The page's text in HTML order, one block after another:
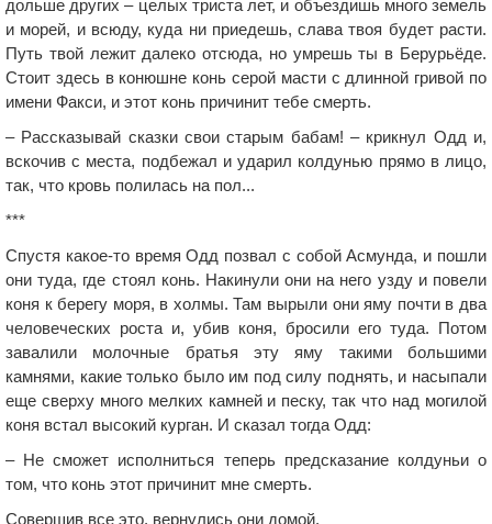
дольше других – целых триста лет, и объездишь много земель
и морей, и всюду, куда ни приедешь, слава твоя будет расти.
Путь твой лежит далеко отсюда, но умрешь ты в Берурьёде.
Стоит здесь в конюшне конь серой масти с длинной гривой по
имени Факси, и этот конь причинит тебе смерть.
– Рассказывай сказки свои старым бабам! – крикнул Одд и,
вскочив с места, подбежал и ударил колдунью прямо в лицо,
так, что кровь полилась на пол...
***
Спустя какое-то время Одд позвал с собой Асмунда, и пошли
они туда, где стоял конь. Накинули они на него узду и повели
коня к берегу моря, в холмы. Там вырыли они яму почти в два
человеческих роста и, убив коня, бросили его туда. Потом
завалили молочные братья эту яму такими большими
камнями, какие только было им под силу поднять, и насыпали
еще сверху много мелких камней и песку, так что над могилой
коня встал высокий курган. И сказал тогда Одд:
– Не сможет исполниться теперь предсказание колдуньи о
том, что конь этот причинит мне смерть.
Совершив все это, вернулись они домой.